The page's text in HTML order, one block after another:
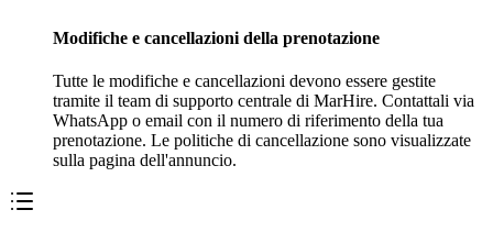
Modifiche e cancellazioni della prenotazione
Tutte le modifiche e cancellazioni devono essere gestite
tramite il team di supporto centrale di MarHire. Contattali via
WhatsApp o email con il numero di riferimento della tua
prenotazione. Le politiche di cancellazione sono visualizzate
sulla pagina dell'annuncio.